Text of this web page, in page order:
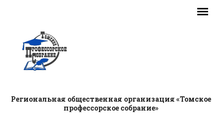
Региональная общественная организация «Томское
профессорское собрание»